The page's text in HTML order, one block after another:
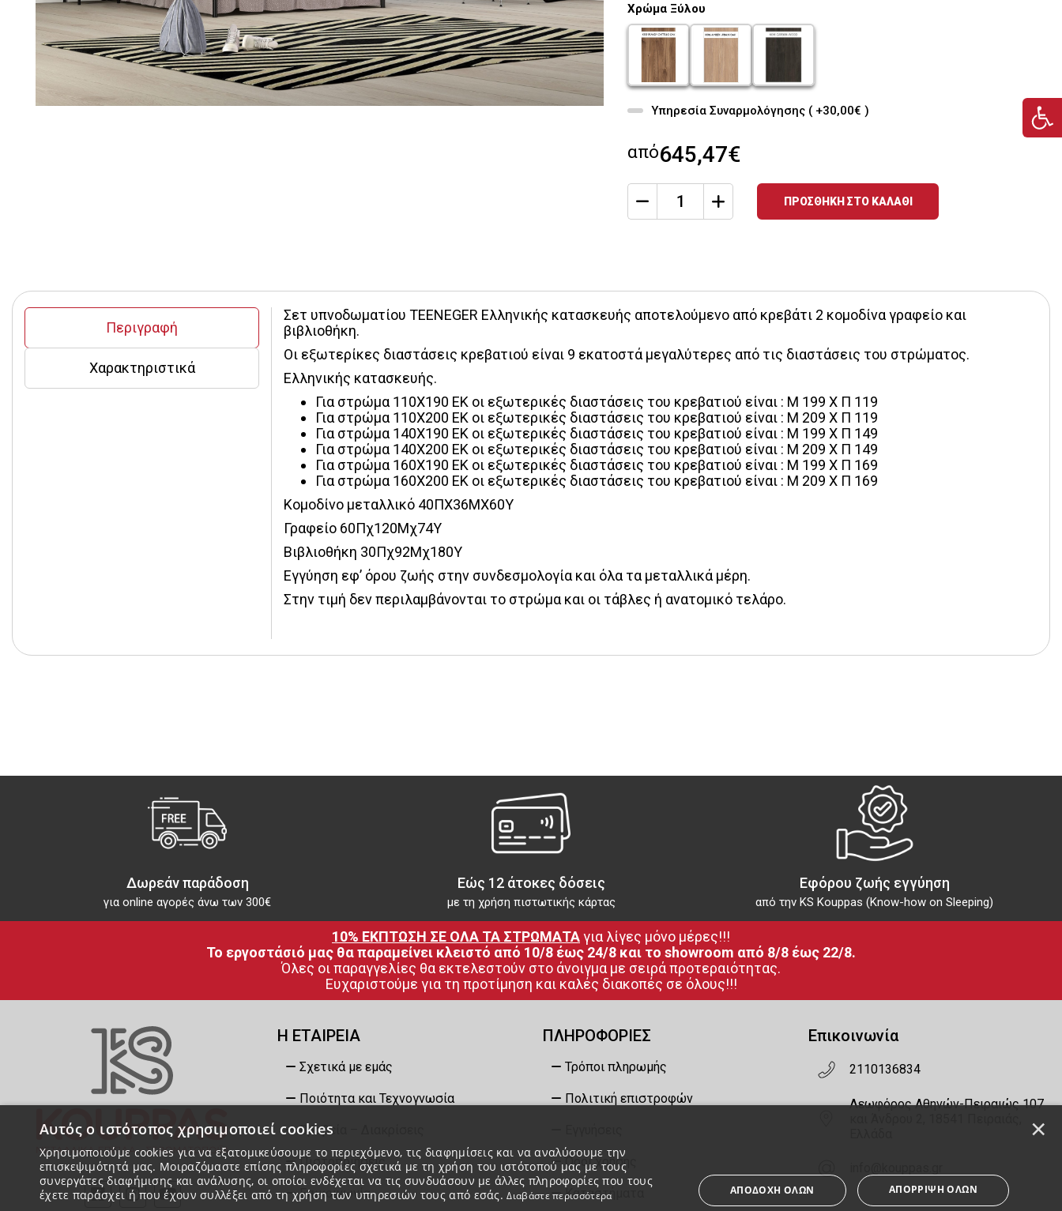
Χρώμα Ξύλου
chroma-xulou_47chroma-xulou_48chroma-xulou_49
Υπηρεσία Συναρμολόγησης ( +30,00€ )
από645,47€
ΠΡΟΣΘΗΚΗ ΣΤΟ ΚΑΛΑΘΙ
Περιγραφή
Χαρακτηριστικά
Σετ υπνοδωματίου TEENEGER Ελληνικής κατασκευής αποτελούμενο από κρεβάτι 2 κομοδίνα γραφείο και
βιβλιοθήκη.
Οι εξωτερίκες διαστάσεις κρεβατιού είναι 9 εκατοστά μεγαλύτερες από τις διαστάσεις του στρώματος.
Ελληνικής κατασκευής.
Για στρώμα 110Χ190 ΕΚ οι εξωτερικές διαστάσεις του κρεβατιού είναι : Μ 199 Χ Π 119
Για στρώμα 110Χ200 ΕΚ οι εξωτερικές διαστάσεις του κρεβατιού είναι : Μ 209 Χ Π 119
Για στρώμα 140Χ190 ΕΚ οι εξωτερικές διαστάσεις του κρεβατιού είναι : Μ 199 Χ Π 149
Για στρώμα 140Χ200 ΕΚ οι εξωτερικές διαστάσεις του κρεβατιού είναι : Μ 209 Χ Π 149
Για στρώμα 160Χ190 ΕΚ οι εξωτερικές διαστάσεις του κρεβατιού είναι : Μ 199 Χ Π 169
Για στρώμα 160Χ200 ΕΚ οι εξωτερικές διαστάσεις του κρεβατιού είναι : Μ 209 Χ Π 169
Κομοδίνο μεταλλικό 40ΠΧ36ΜΧ60Υ
Γραφείο 60Πχ120Μχ74Υ
Βιβλιοθήκη 30Πχ92Μχ180Υ
Εγγύηση εφ’ όρου ζωής στην συνδεσμολογία και όλα τα μεταλλικά μέρη.
Στην τιμή δεν περιλαμβάνονται το στρώμα και οι τάβλες ή ανατομικό τελάρο.
Δωρεάν παράδοση
για online αγορές άνω των 300€
Εώς 12 άτοκες δόσεις
με τη χρήση πιστωτικής κάρτας
Εφόρου ζωής εγγύηση
από την KS Kouppas (Know-how on Sleeping)
10% ΕΚΠΤΩΣΗ ΣΕ ΟΛΑ ΤΑ ΣΤΡΩΜΑΤΑ για λίγες μόνο μέρες!!!
Το εργοστάσιό μας θα παραμείνει κλειστό από 10/8 έως 24/8 και το showroom από 8/8 έως 22/8.
Όλες οι παραγγελίες θα εκτελεστούν στο άνοιγμα με σειρά προτεραιότητας.
Ευχαριστούμε για τη προτίμηση και καλές διακοπές σε όλους!!!
Η ΕΤΑΙΡΕΙΑ
Σχετικά με εμάς
Ποιότητα και Τεχνογνωσία
Βραβεία – Διακρίσεις
Πιστοποιήσεις
Επικοινωνία
ΠΛΗΡΟΦΟΡΙΕΣ
Τρόποι πληρωμής
Πολιτική επιστροφών
Όροι χρήσης
Καταστήματα
Επικοινωνία
2110136834
Λεωφόρος Αθηνών-Πειραιώς 107
×
Αυτός ο ιστότοπος χρησιμοποιεί cookies
Χρησιμοποιούμε cookies για να εξατομικεύσουμε το περιεχόμενο, τις διαφημίσεις και να αναλύσουμε την
επισκεψιμότητά μας. Μοιραζόμαστε επίσης πληροφορίες σχετικά με τη χρήση του ιστότοπού μας με τους
συνεργάτες διαφήμισης και ανάλυσης, οι οποίοι ενδέχεται να τις συνδυάσουν με άλλες πληροφορίες που τους
έχετε παράσχει ή που έχουν συλλέξει από τη χρήση των υπηρεσιών τους από εσάς.Διαβάστε περισσότερα ΑΠΟΔΟΧΉ ΌΛΩΝ ΑΠΌΡΡΙΨΗ ΌΛΩΝ